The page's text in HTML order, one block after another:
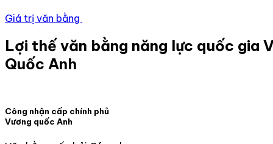
Giá trị văn bằng
Lợi thế văn bằng năng lực quốc gia
Quốc Anh
Công nhận cấp chính phủ
Vương quốc Anh